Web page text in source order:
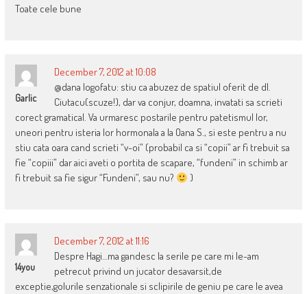
Toate cele bune
Garlic
December 7, 2012 at 10:08
@dana logofatu: stiu ca abuzez de spatiul oferit de dl.
Ciutacu(scuze!), dar va conjur, doamna, invatati sa scrieti
corect gramatical. Va urmaresc postarile pentru patetismul lor,
uneori pentru isteria lor hormonala a la Oana S., si este pentru a nu
stiu cata oara cand scrieti “v-oi” (probabil ca si “copii” ar fi trebuit sa
fie “copiii” dar aici aveti o portita de scapare, “fundeni” in schimb ar
fi trebuit sa fie sigur “Fundeni”, sau nu?
)
14you
December 7, 2012 at 11:16
Despre Hagi…ma gandesc la serile pe care mi le-am
petrecut privind un jucator desavarsit,de
exceptie,golurile senzationale si sclipirile de geniu pe care le avea